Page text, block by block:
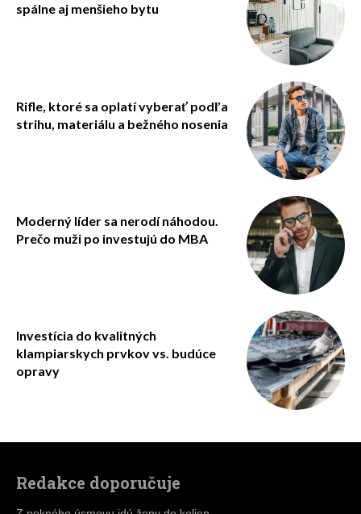
spálne aj menšieho bytu
Rifle, ktoré sa oplatí vyberať podľa
strihu, materiálu a bežného nosenia
Moderný líder sa nerodí náhodou.
Prečo muži po investujú do MBA
Investícia do kvalitných
klampiarskych prvkov vs. budúce
opravy
Redakce doporučuje